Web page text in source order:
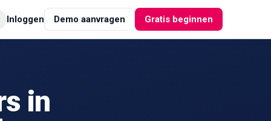
Inloggen Demo aanvragen Gratis beginnen
in